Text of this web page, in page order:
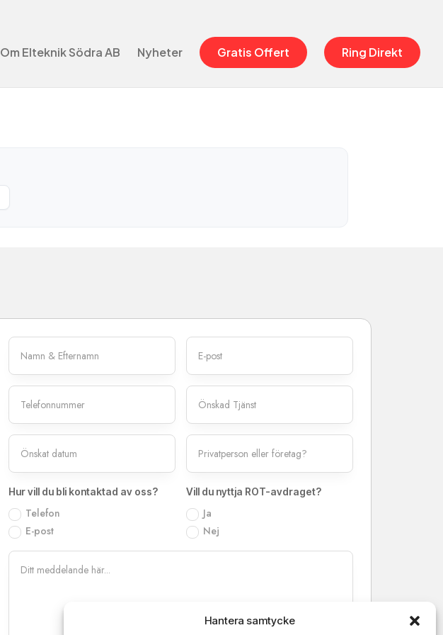
Hantera samtycke
Om Elteknik Södra AB Nyheter Gratis Offert Ring Direkt
Hur vill du bli kontaktad av oss?
Telefon
E-post
Vill du nyttja ROT-avdraget?
Ja
Nej